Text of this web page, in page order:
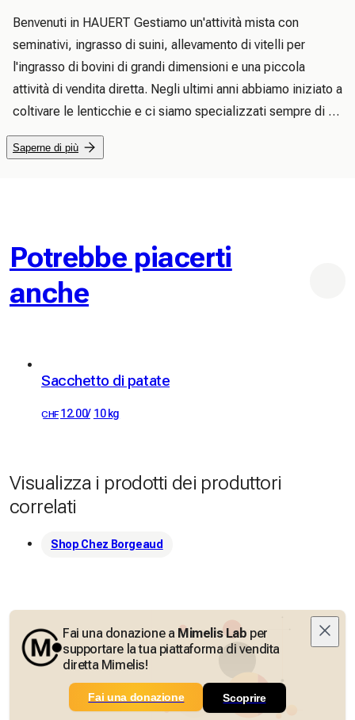
Benvenuti in HAUERT Gestiamo un'attività mista con
seminativi, ingrasso di suini, allevamento di vitelli per
l'ingrasso di bovini di grandi dimensioni e una piccola
attività di vendita diretta. Negli ultimi anni abbiamo iniziato a
coltivare le lenticchie e ci siamo specializzati sempre di
più in lenticchie e patate. Oggi produciamo circa 400.000
kg di patate all'anno e la superficie coltivata a lenticchie è
rivenditori diretti, negozi non confezionati, ecc.) o cucine
di ristorazione. Vorremmo espandere quest'area.
Saperne di più
Potrebbe piacerti
anche
Sacchetto di patate
CHF 12.00/ 10 kg
Visualizza i prodotti dei produttori
correlati
Shop Chez Borgeaud
Fai una donazione a Mimelis Lab per
supportare la tua piattaforma di vendita
diretta Mimelis!
Fai una donazione Scoprire